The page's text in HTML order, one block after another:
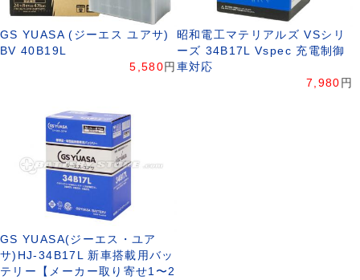
GS YUASA (ジーエス ユアサ)
BV 40B19L
5,580 円
昭和電工マテリアルズ VSシリ
ーズ 34B17L Vspec 充電制御
車対応
7,980 円
GS YUASA(ジーエス・ユア
サ)HJ-34B17L 新車搭載用バッ
テリー【メーカー取り寄せ1〜2